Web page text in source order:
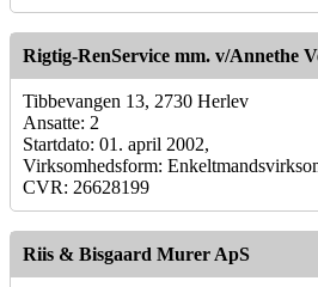
Rigtig-RenService mm. v/Annethe
Tibbevangen 13, 2730 Herlev
Ansatte: 2
Startdato: 01. april 2002,
Virksomhedsform:
CVR: 26628199
Riis & Bisgaard Murer ApS